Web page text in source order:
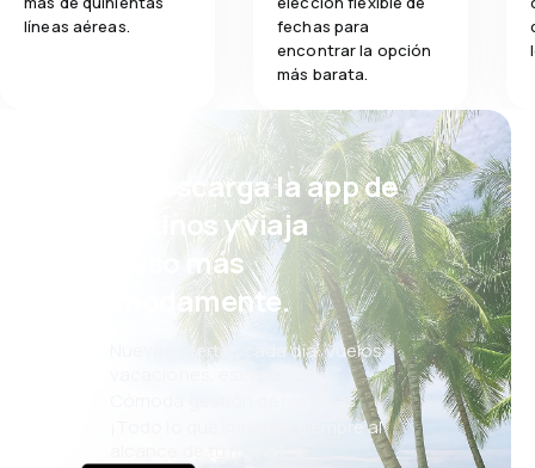
líneas aéreas.
fechas para
encontrar la opción
más barata.
¡Eh! Descarga la app de
eDestinos y viaja
incluso más
cómodamente.
Nuevas ofertas cada día: vuelos,
vacaciones, escapadas
Cómoda gestión de reservas
¡Todo lo que importa, siempre al